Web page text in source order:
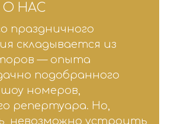
НАС
праздничного
складывается из
— опыта
подобранного
номеров,
репертуара. Но,
невозможно устроить